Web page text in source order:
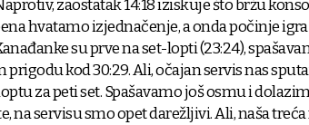
zaostatak 14:18 iziskuje što bržu
hvatamo izjednačenje, a onda počinje
su prve na set-lopti (23:24),
prigodu kod 30:29. Ali, očajan servis nas
za peti set. Spašavamo još osmu i
na servisu smo opet darežljivi. Ali, naša